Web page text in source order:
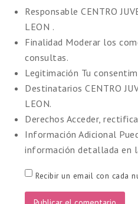
Responsable CENTRO
LEON .
Finalidad Moderar los
consultas.
Legitimación Tu
Destinatarios CENTRO
LEON.
Derechos Acceder,
Información Adicional
información detallada en
Recibir un email con cada